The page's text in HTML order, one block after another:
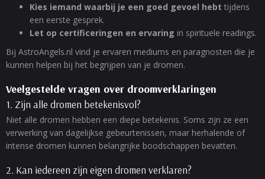
Kies iemand waarbij je een goed gevoel hebt tijdens
een eerste gesprek.
Let op certificeringen en ervaring in spirituele readings.
Bij AstroAngels.nl vind je ervaren mediums en paragnosten die je
kunnen helpen bij het begrijpen van je dromen.
Veelgestelde vragen over droomverklaringen
1. Zijn alle dromen betekenisvol?
Niet alle dromen hebben een diepe betekenis. Soms zijn ze een
verwerking van dagelijkse gebeurtenissen, maar herhalende of
intense dromen kunnen belangrijke boodschappen bevatten.
2. Kan iedereen zijn eigen dromen verklaren?